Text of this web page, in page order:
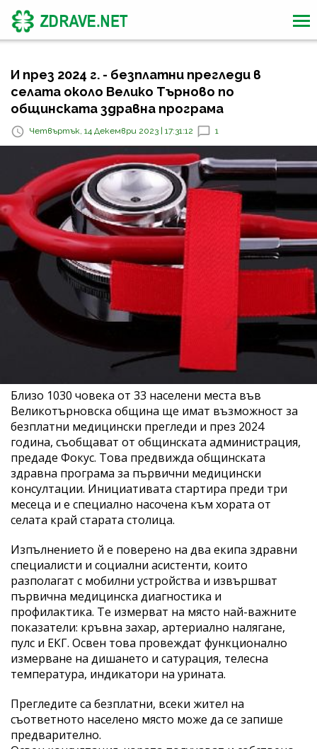
И през 2024 г. - безплатни прегледи в
селата около Велико Търново по
общинската здравна програма
Четвъртък, 14 Декември 2023 | 17:31:12 1
Близо 1030 човека от 33 населени места във
Великотърновска община ще имат възможност за
безплатни медицински прегледи и през 2024
година, съобщават от общинската администрация,
предаде Фокус. Това предвижда общинската
здравна програма за първични медицински
консултации. Инициативата стартира преди три
месеца и е специално насочена към хората от
селата край старата столица.
Изпълнението й е поверено на два екипа здравни
специалисти и социални асистенти, които
разполагат с мобилни устройства и извършват
първична медицинска диагностика и
профилактика. Те измерват на място най-важните
показатели: кръвна захар, артериално налягане,
пулс и ЕКГ. Освен това провеждат функционално
измерване на дишането и сатурация, телесна
температура, индикатори на урината.
Прегледите са безплатни, всеки жител на
съответното населено място може да се запише
предварително.